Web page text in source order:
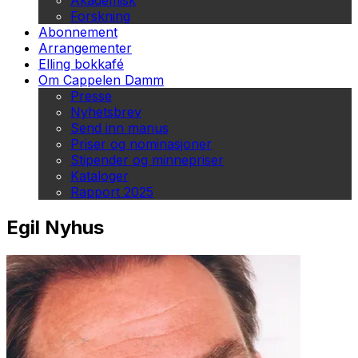
Forskning
Abonnement
Arrangementer
Elling bokkafé
Om Cappelen Damm
Presse
Nyhetsbrev
Send inn manus
Priser og nominasjoner
Stipender og minnepriser
Kataloger
Rapport 2025
Egil Nyhus